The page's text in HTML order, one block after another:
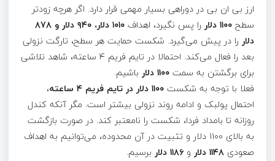
ارز بی ان بی در دوراهی بسیار مهمی قرار دارد. اگر هرچه زودتر
سطح
را پس نگیرد، اهداف
۱۰۱۰ دلار، ۹۴۰ دلار و ۸۷۸
دلار را در پیش می‌گیرد. شکست حمایت هر سطح، تارگت نزولی
بعد را فعال می‌کند. احتمالا در تایم فریم ۴ ساعته، شاهد تلاشی
برای برگشتن به سمت ۱۱۰۰ دلار
باشیم.
فعلا با توجه به شکست
،
احتمال پولبک و ادامه روند نزولی بیشتر است. مگر آنکه کندل
روزانه تا بامداد فردا، شکست را نامعتبر کند. در صورت بازگشت
به بالای ۱۱۰۰ دلار و تثبیت در آن محدوده، می‌توانیم به اهداف
صعودی
و ۱۱۸۶ دلار برسیم.